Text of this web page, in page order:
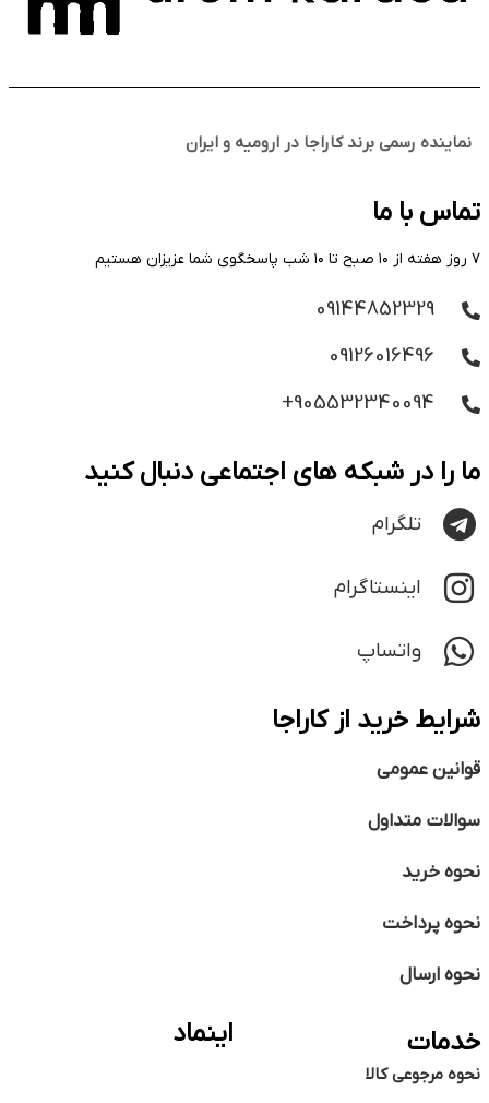
نماینده رسمی برند کاراجا در ارومیه و ایران
تماس با ما
۷ روز هفته از ۱۰ صبح تا ۱۰ شب پاسخگوی شما عزیزان هستیم
09144852329
09126016496
905532340094+
ما را در شبکه های اجتماعی دنبال کنید
تلگرام
اینستاگرام
واتساپ
شرایط خرید از کاراجا
قوانین عمومی
سوالات متداول
نحوه خرید
نحوه پرداخت
نحوه ارسال
خدمات
نحوه مرجوعی کالا
اینماد